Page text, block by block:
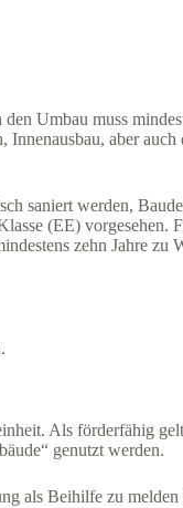
Umbau muss
aber
saniert werden,
(EE) vorgesehen.
zehn Jahre
Als förderfähig
genutzt werden.
als Beihilfe zu